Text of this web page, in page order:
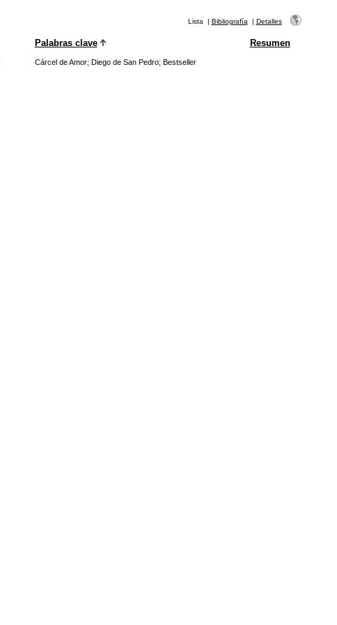
Lista | Bibliografía | Detalles
Palabras clave Resumen
Cárcel de Amor; Diego de San Pedro; Bestseller